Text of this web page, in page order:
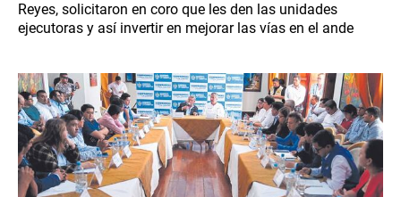
Reyes, solicitaron en coro que les den las unidades
ejecutoras y así invertir en mejorar las vías en el ande